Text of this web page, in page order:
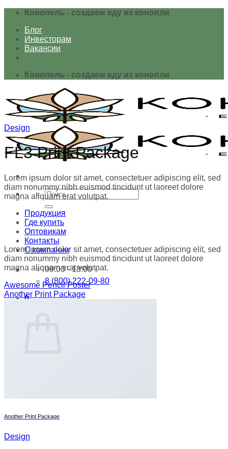
Skip
content
Конопель - создаем еду из конопли
Блог
Инвесторам
Вакансии
Конопель - создаем еду из конопли
Искать:
Продукция
Где купить
Оптовикам
Контакты
О компании
09:00 - 18:00
8 (800) 222-09-80
0
Design
FL3 Print Package
Lorem ipsum dolor sit amet, consectetuer adipiscing elit, sed
diam nonummy nibh euismod tincidunt ut laoreet dolore
magna aliquam erat volutpat.
Lorem ipsum dolor sit amet, consectetuer adipiscing elit, sed
diam nonummy nibh euismod tincidunt ut laoreet dolore
magna aliquam erat volutpat.
Awesome Pencil Poster
Another Print Package
Another Print Package
Design